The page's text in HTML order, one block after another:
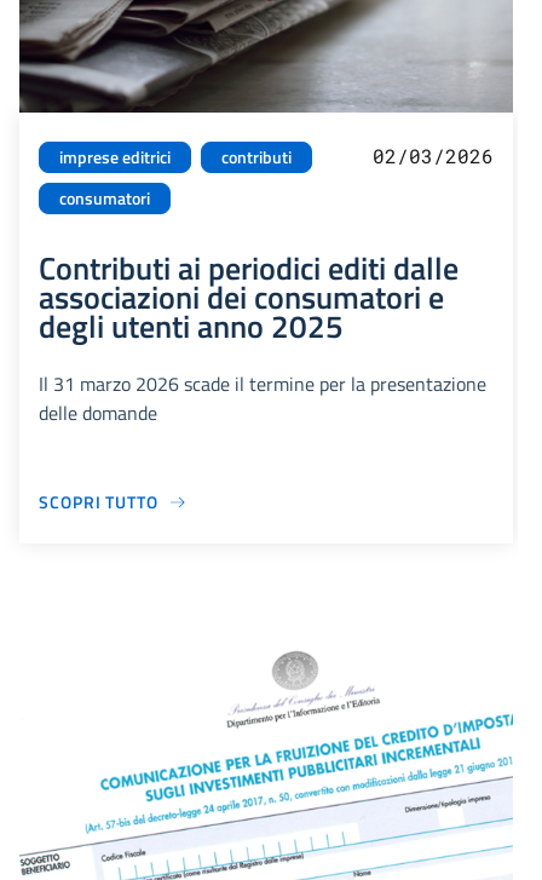
imprese editrici
contributi
consumatori
02/03/2026
Contributi ai periodici editi dalle
associazioni dei consumatori e
degli utenti anno 2025
Il 31 marzo 2026 scade il termine per la presentazione
delle domande
SCOPRI TUTTO